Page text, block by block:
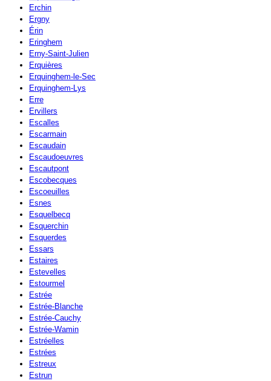
Erchin
Ergny
Érin
Eringhem
Erny-Saint-Julien
Erquières
Erquinghem-le-Sec
Erquinghem-Lys
Erre
Ervillers
Escalles
Escarmain
Escaudain
Escaudoeuvres
Escautpont
Escobecques
Escoeuilles
Esnes
Esquelbecq
Esquerchin
Esquerdes
Essars
Estaires
Estevelles
Estourmel
Estrée
Estrée-Blanche
Estrée-Cauchy
Estrée-Wamin
Estréelles
Estrées
Estreux
Estrun